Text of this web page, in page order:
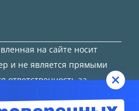
на сайте носит
и не является прямыми
ответственность за